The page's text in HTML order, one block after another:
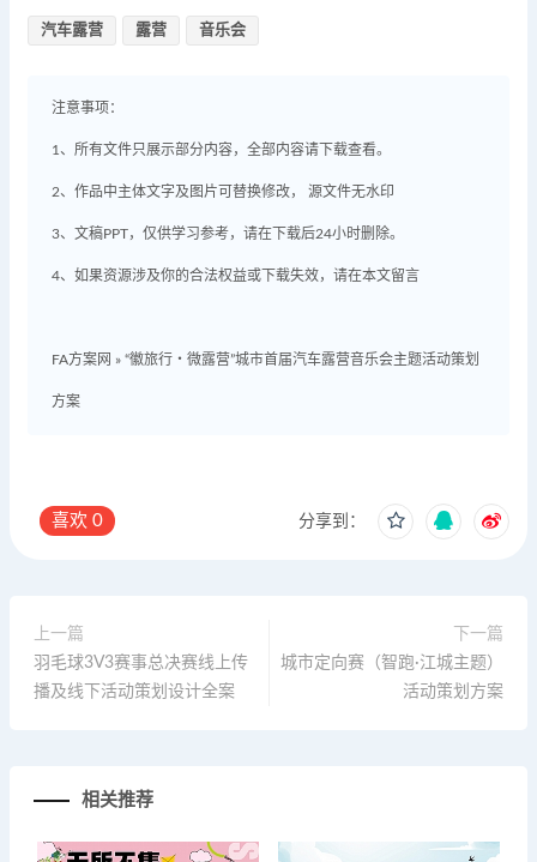
汽车露营 露营 音乐会
注意事项：
1、所有文件只展示部分内容，全部内容请下载查看。
2、作品中主体文字及图片可替换修改， 源文件无水印
3、文稿PPT，仅供学习参考，请在下载后24小时删除。
4、如果资源涉及你的合法权益或下载失效，请在本文留言
FA方案网 » “徽旅行・微露营”城市首届汽车露营音乐会主题活动策划
方案
喜欢 0 分享到：
上一篇
羽毛球3V3赛事总决赛线上传
播及线下活动策划设计全案
下一篇
城市定向赛（智跑·江城主题）
活动策划方案
相关推荐